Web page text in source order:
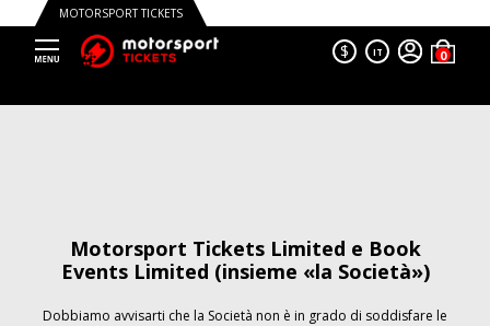
MOTORSPORT TICKETS
$ IT
Motorsport Tickets Limited e Book
Events Limited (insieme «la Società»)
Dobbiamo avvisarti che la Società non è in grado di soddisfare le